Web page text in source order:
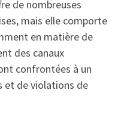
de nombreuses
mais elle comporte
en matière de
des canaux
confrontées à un
et de violations de